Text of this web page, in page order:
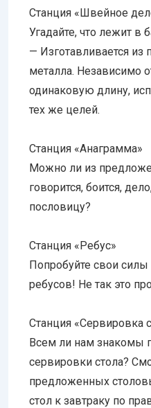
Станция «Швейное
Угадайте, что лежит в
— Изготавливается из
металла. Независимо
одинаковую длину,
тех же целей.
Станция «Анаграмма»
Можно ли из
говорится, боится,
пословицу?
Станция «Ребус»
Попробуйте свои
ребусов! Не так это
Станция «Сервировка
Всем ли нам знакомы
сервировки стола?
предложенных
стол к завтраку по